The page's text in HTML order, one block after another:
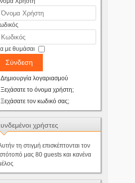
με θυμάσαι
Σύνδεση
Δημιουργία λογαριασμού
Ξεχάσατε το όνομα χρήστη;
Ξεχάσατε τον κωδικό σας;
χρήστες
τη στιγμή επισκέπτονται τον
μας 80 guests και κανένα